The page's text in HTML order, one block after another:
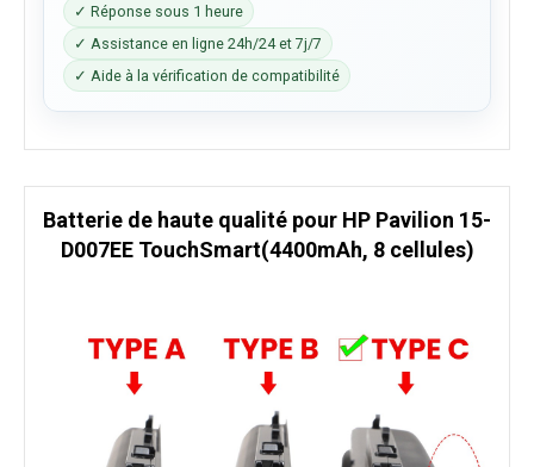
✓ Réponse sous 1 heure
✓ Assistance en ligne 24h/24 et 7j/7
✓ Aide à la vérification de compatibilité
Batterie de haute qualité pour HP Pavilion 15-
D007EE TouchSmart(4400mAh, 8 cellules)